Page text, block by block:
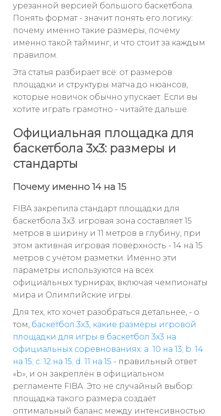
урезанной версией большого баскетбола.
Понять формат - значит понять его логику:
почему именно такие размеры, почему
именно такой тайминг, и что стоит за каждым
правилом.
Эта статья разбирает всё: от размеров
площадки и структуры матча до нюансов,
которые новичок обычно упускает. Если вы
хотите играть грамотно - читайте дальше.
Официальная площадка для
баскетбола 3х3: размеры и
стандарты
Почему именно 14 на 15
FIBA закрепила стандарт площадки для
баскетбола 3х3: игровая зона составляет 15
метров в ширину и 11 метров в глубину, при
этом активная игровая поверхность - 14 на 15
метров с учётом разметки. Именно эти
параметры используются на всех
официальных турнирах, включая чемпионаты
мира и Олимпийские игры.
Для тех, кто хочет разобраться детальнее, - о
том, баскетбол 3х3, какие размеры игровой
площадки для игры в баскетбол 3х3 на
официальных соревнованиях: a. 10 на 13; b. 14
на 15; c. 12 на 15; d. 11 на 15 - правильный ответ
«b», и он закреплён в официальном
регламенте FIBA. Это не случайный выбор:
площадка такого размера создаёт
оптимальный баланс между интенсивностью